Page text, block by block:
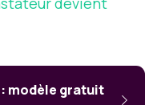
modèle gratuit